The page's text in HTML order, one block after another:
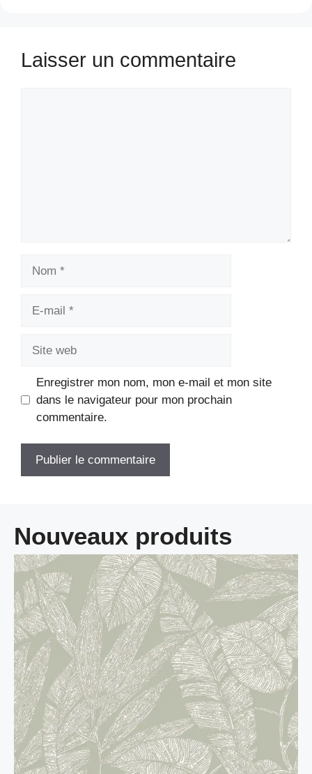
Laisser un commentaire
Enregistrer mon nom, mon e-mail et mon site
dans le navigateur pour mon prochain
commentaire.
Nouveaux produits